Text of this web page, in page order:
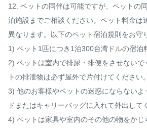
12. ペットの同伴は可能ですが、ペットの
泊施設までご相談ください。ペット料金は
異なります。以下のペット宿泊規則をお守
1) ペット1匹につき1泊300台湾ドルの宿泊
2) ペットは室内で排尿・排便をさせないで
トの排泄物は必ず屋外で片付けてください。
3) 他のお客様やペットの迷惑にならないよ
ドまたはキャリーバッグに入れて外出して
4) ペットは家具や室内のその他の物をかじ